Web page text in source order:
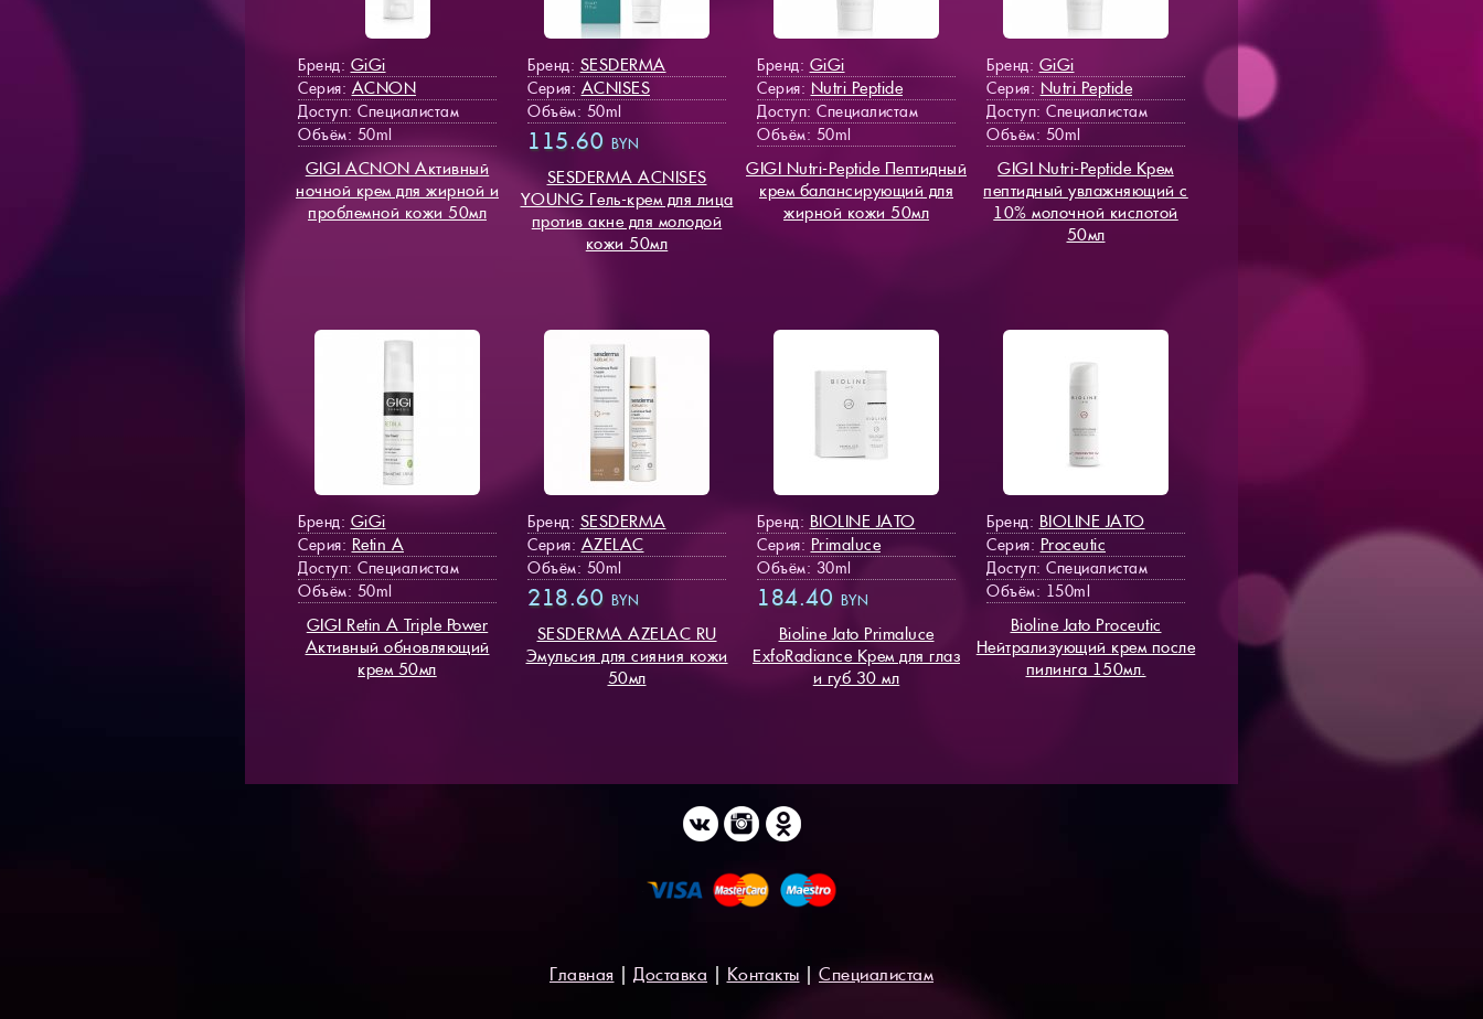
Бренд: GiGi
Серия: ACNON
Доступ: Специалистам
Объём: 50ml
GIGI ACNON Активный
ночной крем для жирной и
проблемной кожи 50мл
Бренд: SESDERMA
Серия: ACNISES
Объём: 50ml
115.60 BYN
SESDERMA ACNISES
YOUNG Гель-крем для лица
против акне для молодой
кожи 50мл
Бренд: GiGi
Серия: Nutri Peptide
Доступ: Специалистам
Объём: 50ml
GIGI Nutri-Peptide Пептидный
крем балансирующий для
жирной кожи 50мл
Бренд: GiGi
Серия: Nutri Peptide
Доступ: Специалистам
Объём: 50ml
GIGI Nutri-Peptide Крем
пептидный увлажняющий с
10% молочной кислотой
50мл
Бренд: GiGi
Серия: Retin A
Доступ: Специалистам
Объём: 50ml
GIGI Retin A Triple Power
Активный обновляющий
крем 50мл
Бренд: SESDERMA
Серия: AZELAC
Объём: 50ml
218.60 BYN
SESDERMA AZELAC RU
Эмульсия для сияния кожи
50мл
Бренд: BIOLINE JATO
Серия: Primaluce
Объём: 30ml
184.40 BYN
Bioline Jato Primaluce
ExfoRadiance Крем для глаз
и губ 30 мл
Бренд: BIOLINE JATO
Серия: Proceutic
Доступ: Специалистам
Объём: 150ml
Bioline Jato Proceutic
Нейтрализующий крем после
пилинга 150мл.
Главная | Доставка | Контакты | Специалистам